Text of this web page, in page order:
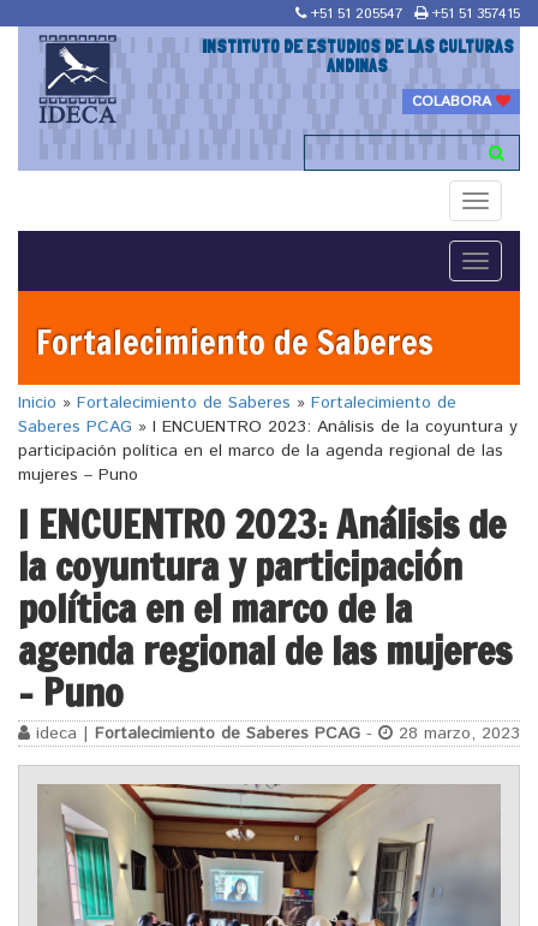
+51 51 205547 +51 51 357415
INSTITUTO DE ESTUDIOS DE LAS CULTURAS
ANDINAS
COLABORA
Toggle
Toggle
Fortalecimiento de Saberes
Inicio » Fortalecimiento de Saberes » Fortalecimiento de
Saberes PCAG » I ENCUENTRO 2023: Análisis de la coyuntura y
participación política en el marco de la agenda regional de las
mujeres – Puno
I ENCUENTRO 2023: Análisis de
la coyuntura y participación
política en el marco de la
agenda regional de las mujeres
– Puno
ideca | Fortalecimiento de Saberes PCAG - 28 marzo, 2023